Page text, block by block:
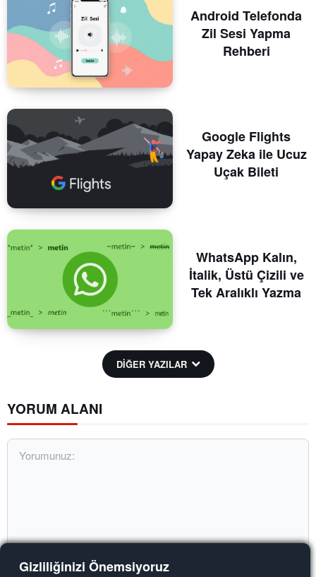
Gizliliğinizi Önemsiyoruz
Android Telefonda
Zil Sesi Yapma
Rehberi
Google Flights
Yapay Zeka ile Ucuz
Uçak Bileti
WhatsApp Kalın,
İtalik, Üstü Çizili ve
Tek Aralıklı Yazma
DİĞER YAZILAR
YORUM ALANI